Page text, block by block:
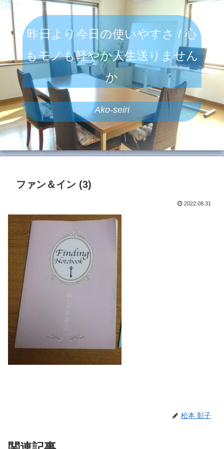
昨日より今日の使いやすさ / 心
もモノも軽やか人生送りません
か
Ako-seiri
ファン＆イン (3)
2022.08.31
松本 彰子